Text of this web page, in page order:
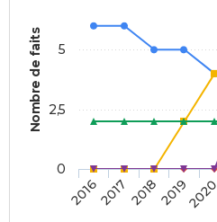
Nombre de faits
20162017 201820192020
0
2,5
5